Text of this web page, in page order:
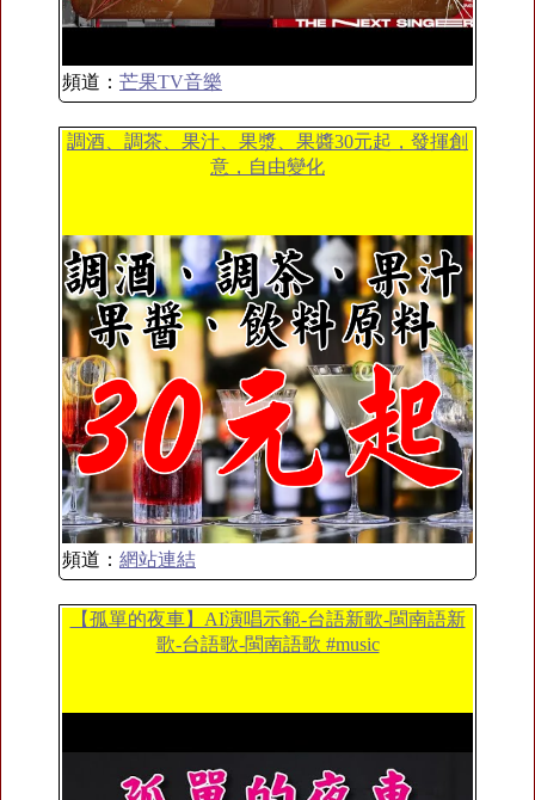
頻道： 芒果TV音樂
調酒、調茶、果汁、果漿、果醬30元起，發揮創
意，自由變化
頻道： 網站連結
【孤單的夜車】AI演唱示範-台語新歌-閩南語新
歌-台語歌-閩南語歌 #music